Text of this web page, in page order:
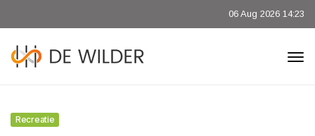
06 Aug 2026 14:23
Recreatie